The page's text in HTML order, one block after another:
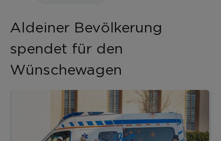
Aldeiner Bevölkerung
spendet für den
Wünschewagen